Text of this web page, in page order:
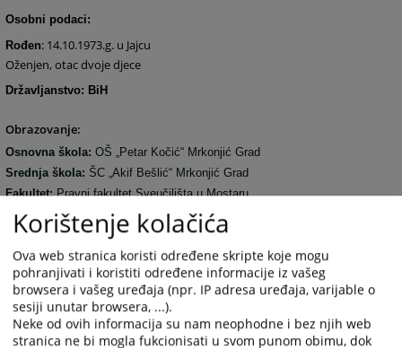
Osobni podaci:
Rođen: 14.10.1973.g. u Jajcu
Oženjen, otac dvoje djece
Državljanstvo: BiH
Obrazovanje:
Osnovna škola: OŠ „Petar Kočić“ Mrkonjić Grad
Srednja škola: ŠC „Akif Bešlić“ Mrkonjić Grad
Fakultet:Pravni fakultet Sveučilišta u Mostaru
Pravosudni ispit
: 03.06.2006. godine pred Komisijom Ministarstva
pravde RS u Banja Luci
Radno iskustvo u pravosuđu:
- sudac i predsjednik Općinskog suda za prekršaje u Glamoču od
02.02.2000. do 01.06.2006. godine
- sudac Općinskog sud u Bugojnu od 01.12.2006. do 01.05.2016.
Korištenje kolačića
Ova web stranica koristi određene skripte koje mogu
pohranjivati i koristiti određene informacije iz vašeg
browsera i vašeg uređaja (npr. IP adresa uređaja, varijable o
sesiji unutar browsera, ...).
Neke od ovih informacija su nam neophodne i bez njih web
stranica ne bi mogla fukcionisati u svom punom obimu, dok